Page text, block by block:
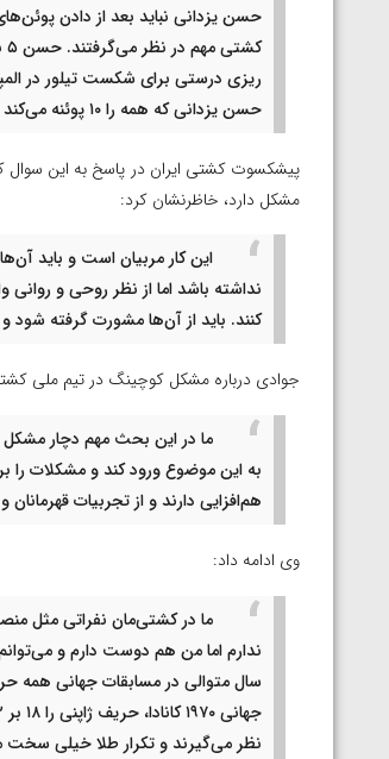
حسن یزدانی نباید بعد از دادن
‌ریزی درستی برای شکست تیلور در
حسن یزدانی که همه را ۱۰ پوئنه می‌کند مقابل تیلور ضربه فنی شود.
پیشکسوت کشتی ایران در پاسخ به این سوال
مشکل دارد، خاظرنشان کرد:
این کار مربیان است و باید
نداشته باشد اما از نظر روحی و روانی
کنند. باید از آن‌ها مشورت گرفته شود
جوادی درباره مشکل کوچینگ در تیم ملی کشتی
ما در این بحث مهم دچار مشکل
به این موضوع ورود کند و مشکلات
هم‌افزایی دارند و از تجربیات
وی ادامه داد:
ما در کشتی‌مان نفراتی مثل
سال متوالی در مسابقات جهانی همه